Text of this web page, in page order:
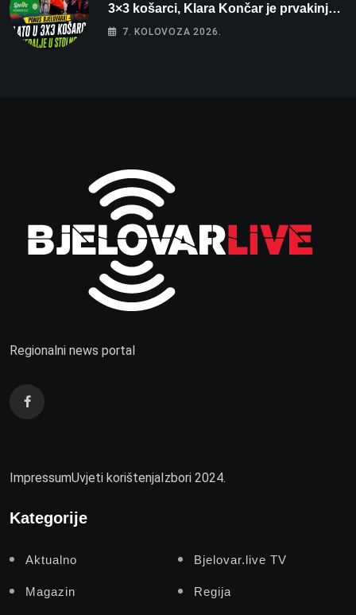
3×3 košarci, Klara Končar je prvakinja
Hrvatske u stolnom tenisu!
7. KOLOVOZA 2026.
Regionalni news portal
ImpressumUvjeti korištenjaIzbori 2024.
Kategorije
Aktualno Bjelovar.live TV
Magazin Regija